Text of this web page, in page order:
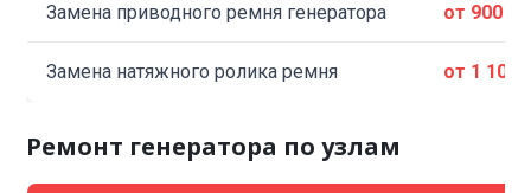
Замена приводного ремня генератора от 900 ₽
Замена натяжного ролика ремня от 1 100
Ремонт генератора по узлам